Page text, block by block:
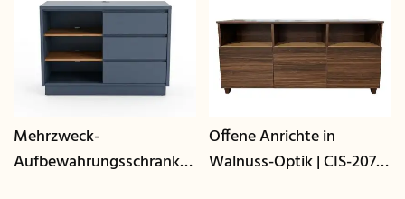
Mehrzweck-
Aufbewahrungsschrank
Offene Anrichte in
Walnuss-Optik | CIS-207 -